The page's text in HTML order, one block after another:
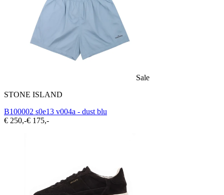
Sale
STONE ISLAND
B100002 s0e13 v004a - dust blu
€ 250,-€ 175,-